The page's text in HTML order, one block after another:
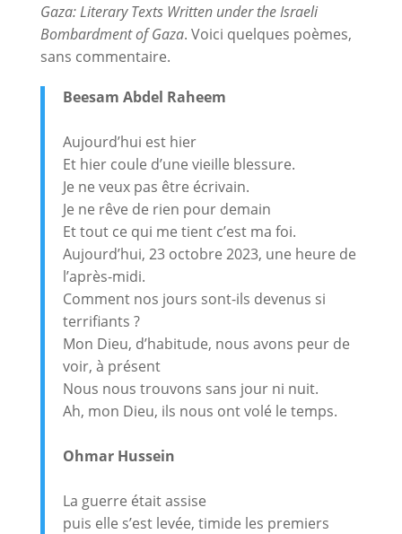
Gaza: Literary Texts Written under the Israeli
Bombardment of Gaza. Voici quelques poèmes,
sans commentaire.
Beesam Abdel Raheem
Aujourd’hui est hier
Et hier coule d’une vieille blessure.
Je ne veux pas être écrivain.
Je ne rêve de rien pour demain
Et tout ce qui me tient c’est ma foi.
Aujourd’hui, 23 octobre 2023, une heure de
l’après-midi.
Comment nos jours sont-ils devenus si
terrifiants ?
Mon Dieu, d’habitude, nous avons peur de
voir, à présent
Nous nous trouvons sans jour ni nuit.
Ah, mon Dieu, ils nous ont volé le temps.
Ohmar Hussein
La guerre était assise
puis elle s’est levée, timide les premiers